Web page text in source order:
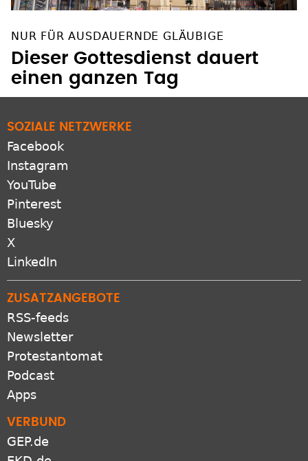
NUR FÜR AUSDAUERNDE GLÄUBIGE
Dieser Gottesdienst dauert
einen ganzen Tag
SOZIALE NETZWERKE
Facebook
Instagram
YouTube
Pinterest
Bluesky
X
ZUSATZANGEBOTE
RSS-feeds
Newsletter
Protestantomat
Podcast
VERBUND
GEP.de